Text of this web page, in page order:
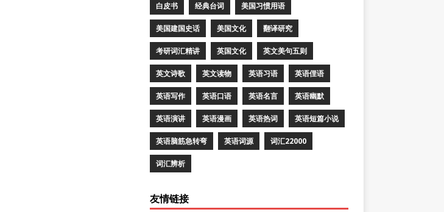
白皮书 经典台词 美国习惯用语
美国建国史话 美国文化 翻译研究
考研词汇精讲 英国文化 英文美句五则
英文诗歌 英文读物 英语习语 英语俚语
英语写作 英语口语 英语名言 英语幽默
英语演讲 英语漫画 英语热词 英语短篇小说
英语脑筋急转弯 英语词源 词汇22000
词汇辨析
友情链接